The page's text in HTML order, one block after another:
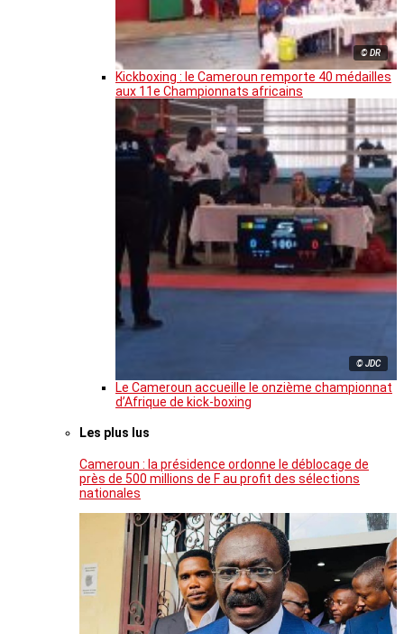
© DR
Kickboxing : le Cameroun remporte 40 médailles
aux 11e Championnats africains
© JDC
Le Cameroun accueille le onzième championnat
d’Afrique de kick-boxing
Les plus lus
Cameroun : la présidence ordonne le déblocage de
près de 500 millions de F au profit des sélections
nationales